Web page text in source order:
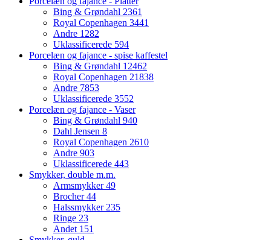
Bing & Grøndahl 2361
Royal Copenhagen 3441
Andre 1282
Uklassificerede 594
Porcelæn og fajance - spise kaffestel
Bing & Grøndahl 12462
Royal Copenhagen 21838
Andre 7853
Uklassificerede 3552
Porcelæn og fajance - Vaser
Bing & Grøndahl 940
Dahl Jensen 8
Royal Copenhagen 2610
Andre 903
Uklassificerede 443
Smykker, double m.m.
Armsmykker49
Brocher44
Halssmykker 235
Ringe 23
Andet 151